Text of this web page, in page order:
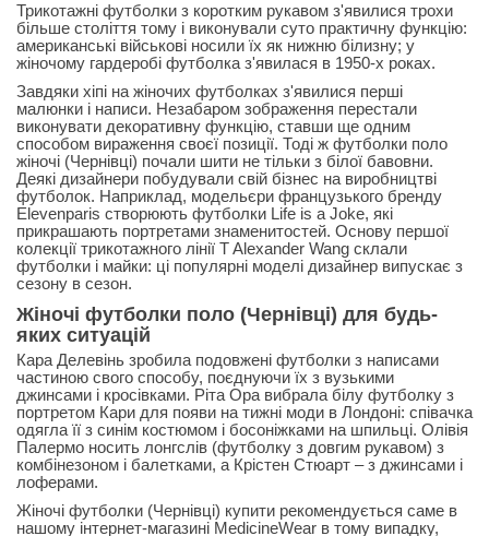
Трикотажні футболки з коротким рукавом з'явилися трохи
більше століття тому і виконували суто практичну функцію:
американські військові носили їх як нижню білизну; у
жіночому гардеробі футболка з'явилася в 1950-х роках.
Завдяки хіпі на жіночих футболках з'явилися перші
малюнки і написи. Незабаром зображення перестали
виконувати декоративну функцію, ставши ще одним
способом вираження своєї позиції. Тоді ж футболки поло
жіночі (Чернівці) почали шити не тільки з білої бавовни.
Деякі дизайнери побудували свій бізнес на виробництві
футболок. Наприклад, модельєри французького бренду
Elevenparis створюють футболки Life is a Joke, які
прикрашають портретами знаменитостей. Основу першої
колекції трикотажного лінії T Alexander Wang склали
футболки і майки: ці популярні моделі дизайнер випускає з
сезону в сезон.
Жіночі футболки поло (Чернівці) для будь-
яких ситуацій
Кара Делевінь зробила подовжені футболки з написами
частиною свого способу, поєднуючи їх з вузькими
джинсами і кросівками. Ріта Ора вибрала білу футболку з
портретом Кари для появи на тижні моди в Лондоні: співачка
одягла її з синім костюмом і босоніжками на шпильці. Олівія
Палермо носить лонгслів (футболку з довгим рукавом) з
комбінезоном і балетками, а Крістен Стюарт – з джинсами і
лоферами.
Жіночі футболки (Чернівці) купити рекомендується саме в
нашому інтернет-магазині MedicineWear в тому випадку,